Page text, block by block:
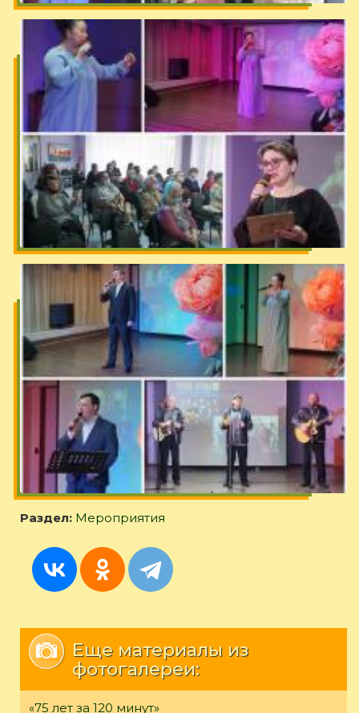
Раздел: Мероприятия
Еще материалы из
фотогалереи:
«75 лет за 120 минут»